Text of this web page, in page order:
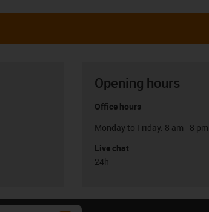
Opening hours
Office hours
Monday to Friday: 8 am - 8 pm
Live chat
24h